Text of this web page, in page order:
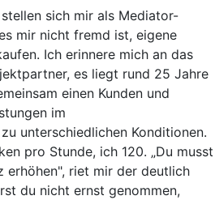
sich mir als Mediator-
mir nicht fremd ist, eigene
Ich erinnere mich an das
es liegt rund 25 Jahre
einen Kunden und
im
unterschiedlichen Konditionen.
pro Stunde, ich 120. „Du musst
erhöhen", riet mir der deutlich
du nicht ernst genommen,